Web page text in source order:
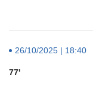
26/10/2025 | 18:40
77'